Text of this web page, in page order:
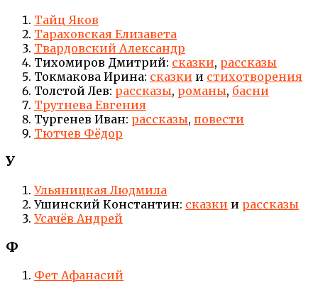
Тайц Яков
Тараховская Елизавета
Твардовский Александр
Тихомиров Дмитрий: сказки, рассказы
Токмакова Ирина: сказки и стихотворения
Толстой Лев: рассказы, романы, басни
Трутнева Евгения
Тургенев Иван: рассказы, повести
Тютчев Фёдор
У
Ульяницкая Людмила
Ушинский Константин: сказки и рассказы
Усачёв Андрей
Ф
Фет Афанасий